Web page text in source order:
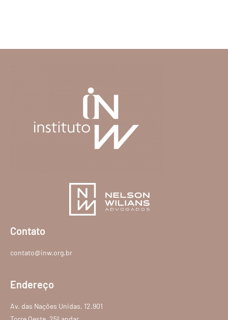
Contato
contato@inw.org.br
Endereço
Av. das Nações Unidas, 12.901